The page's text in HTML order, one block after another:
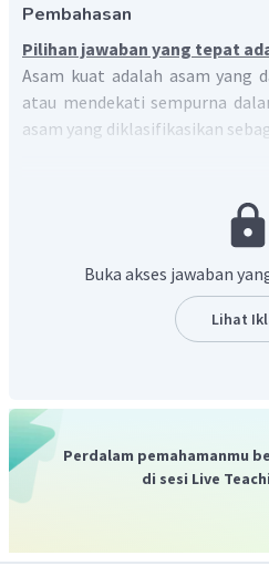
Pembahasan
Pilihan jawaban yang tepat
Asam kuat adalah asam yang
atau mendekati sempurna
asam yang diklasifikasikan
SO
dibentuk dari logam alkali
(golongan IIA) tergolong
Be OH) . Sedangkan basa
terionisasi sebagian dalam
lemah berturut-turut
Buka akses jawaban
Lihat
Perdalam pemahamanmu
di sesi Live